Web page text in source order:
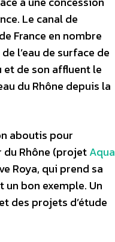
Le canal de
France en nombre
l’eau de surface de
et de son affluent le
du Rhône depuis la
aboutis pour
du Rhône (projetAqua
Roya, qui prend sa
bon exemple. Un
des projets d’étude